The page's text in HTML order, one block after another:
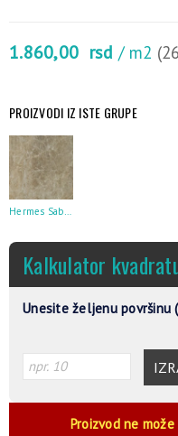
1.860,00 rsd / m2
PROIZVODI IZ ISTE GRUPE
Hermes Sabbia 60X60
Kalkulator
Unesite željenu površinu
Proizvod ne